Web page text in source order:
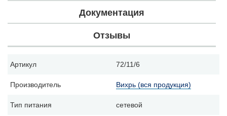
Документация
Отзывы
Артикул 72/11/6
Производитель Вихрь (вся продукция)
Тип питания сетевой